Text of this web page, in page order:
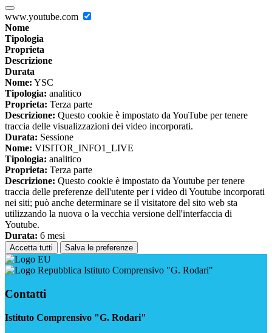
www.youtube.com
Nome
Tipologia
Proprieta
Descrizione
Durata
Nome: YSC
Tipologia: analitico
Proprieta: Terza parte
Descrizione: Questo cookie è impostato da YouTube per tenere
traccia delle visualizzazioni dei video incorporati.
Durata: Sessione
Nome: VISITOR_INFO1_LIVE
Tipologia: analitico
Proprieta: Terza parte
Descrizione: Questo cookie è impostato da Youtube per tenere
traccia delle preferenze dell'utente per i video di Youtube incorporati
nei siti; può anche determinare se il visitatore del sito web sta
utilizzando la nuova o la vecchia versione dell'interfaccia di
Youtube.
Durata: 6 mesi
Accetta tutti Salva le preferenze
Istituto Comprensivo "G. Rodari"
Contatti
Istituto Comprensivo "G. Rodari"